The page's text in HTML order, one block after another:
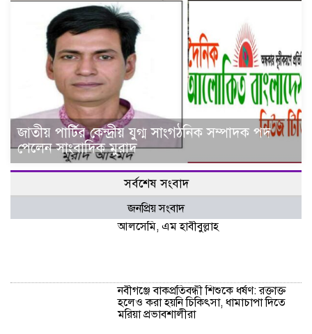
জাতীয় পার্টির কেন্দ্রীয় যুগ্ম সাংগঠনিক সম্পাদক পদ
পেলেন সাংবাদিক মুরাদ
সর্বশেষ সংবাদ
জনপ্রিয় সংবাদ
আলসেমি, এম হাবীবুল্লাহ
নবীগঞ্জে বাকপ্রতিবন্ধী শিশুকে ধর্ষণ: রক্তাক্ত
হলেও করা হয়নি চিকিৎসা, ধামাচাপা দিতে
মরিয়া প্রভাবশালীরা